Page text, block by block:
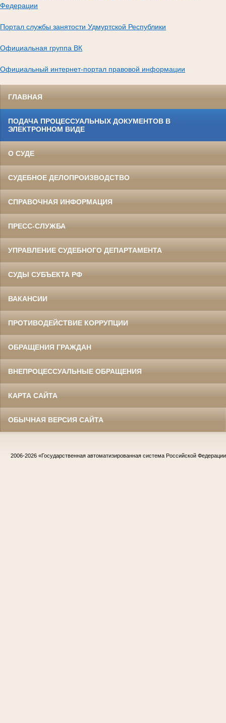
Федерации
Портал службы занятости Удмуртской Республики
Официальная группа ВК
Официальный интернет-портал правовой информации
ГЛАВНАЯ
ПОДАЧА ПРОЦЕССУАЛЬНЫХ ДОКУМЕНТОВ В
ЭЛЕКТРОННОМ ВИДЕ
О СУДЕ
СУДЕБНОЕ ДЕЛОПРОИЗВОДСТВО
СПРАВОЧНАЯ ИНФОРМАЦИЯ
ПРЕСС-СЛУЖБА
УПРАВЛЕНИЕ СУДЕБНОГО ДЕПАРТАМЕНТА
СУДЫ СУБЪЕКТА РФ
ВАКАНСИИ
ПРОТИВОДЕЙСТВИЕ КОРРУПЦИИ
ОБРАЩЕНИЯ ГРАЖДАН
ВНЕПРОЦЕССУАЛЬНЫЕ ОБРАЩЕНИЯ
КАРТА САЙТА
ОБЫЧНАЯ ВЕРСИЯ САЙТА
2006-2026 «Государственная автоматизированная система Российской